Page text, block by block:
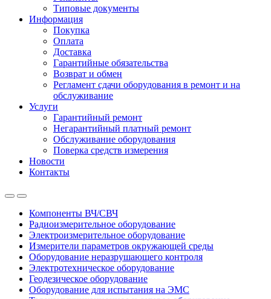
Типовые документы
Информация
Покупка
Оплата
Доставка
Гарантийные обязательства
Возврат и обмен
Регламент сдачи оборудования в ремонт и на
обслуживание
Услуги
Гарантийный ремонт
Негарантийный платный ремонт
Обслуживание оборудования
Поверка средств измерения
Новости
Контакты
OpenClose
Компоненты ВЧ/СВЧ
Радиоизмерительное оборудование
Электроизмерительное оборудование
Измерители параметров окружающей среды
Оборудование неразрушающего контроля
Электротехническое оборудование
Геодезическое оборудование
Оборудование для испытания на ЭМС